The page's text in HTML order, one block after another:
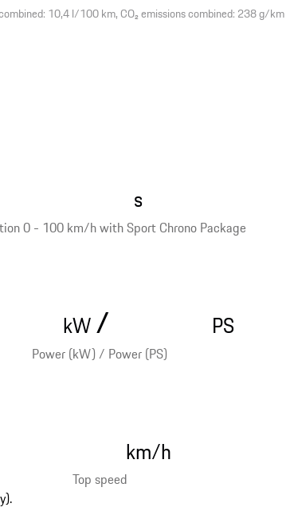
10,4 l/100 km, CO₂ emissions combined: 238 g/km
0 - 100 km/h with Sport Chrono Package
s
Power (kW) / Power (PS)
kW/ PS
Top speed
km/h